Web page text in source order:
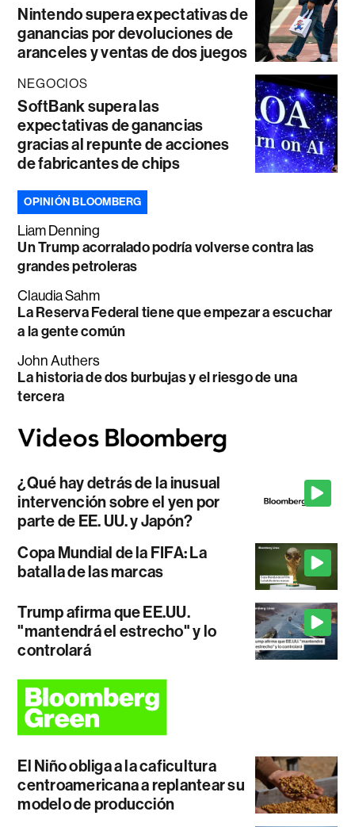
Nintendo supera expectativas de
ganancias por devoluciones de
aranceles y ventas de dos juegos
NEGOCIOS
SoftBank supera las
expectativas de ganancias
gracias al repunte de acciones
de fabricantes de chips
OPINIÓN BLOOMBERG
Liam Denning
Un Trump acorralado podría volverse contra las
grandes petroleras
Claudia Sahm
La Reserva Federal tiene que empezar a escuchar
a la gente común
John Authers
La historia de dos burbujas y el riesgo de una
tercera
¿Qué hay detrás de la inusual
intervención sobre el yen por
parte de EE. UU. y Japón?
Copa Mundial de la FIFA: La
batalla de las marcas
Trump afirma que EE.UU.
"mantendrá el estrecho" y lo
controlará
El Niño obliga a la caficultura
centroamericana a replantear su
modelo de producción